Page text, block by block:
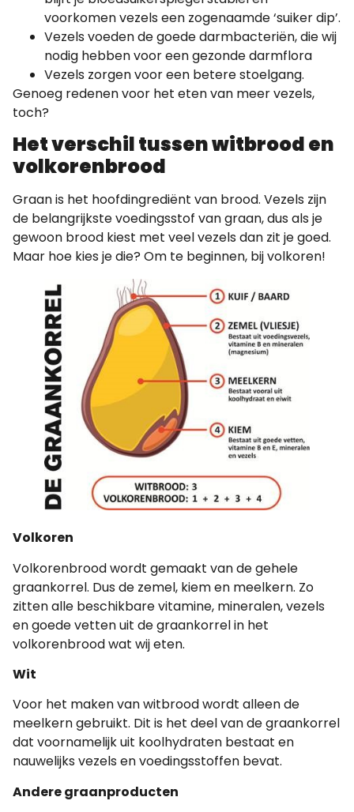
voorkomen vezels een zogenaamde ‘suiker dip’.
Vezels voeden de goede darmbacteriën, die wij
nodig hebben voor een gezonde darmflora
Vezels zorgen voor een betere stoelgang.
Genoeg redenen voor het eten van meer vezels,
toch?
Het verschil tussen witbrood en
volkorenbrood
Graan is het hoofdingrediënt van brood. Vezels zijn
de belangrijkste voedingsstof van graan, dus als je
gewoon brood kiest met veel vezels dan zit je goed.
Maar hoe kies je die? Om te beginnen, bij volkoren!
Volkoren
Volkorenbrood wordt gemaakt van de gehele
graankorrel. Dus de zemel, kiem en meelkern. Zo
zitten alle beschikbare vitamine, mineralen, vezels
en goede vetten uit de graankorrel in het
volkorenbrood wat wij eten.
Wit
Voor het maken van witbrood wordt alleen de
meelkern gebruikt. Dit is het deel van de graankorrel
dat voornamelijk uit koolhydraten bestaat en
nauwelijks vezels en voedingsstoffen bevat.
Andere graanproducten